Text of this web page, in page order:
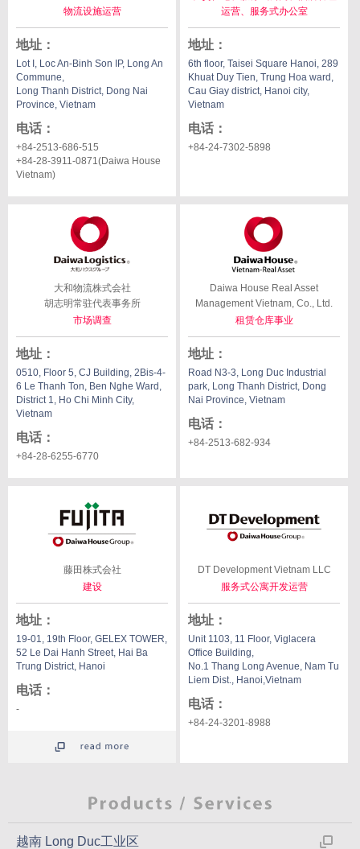
物流设施运营
地址 ：
Lot I, Loc An-Binh Son IP, Long An
Commune,
Long Thanh District, Dong Nai
Province, Vietnam
电话 ：
+84-2513-686-515
+84-28-3911-0871(Daiwa House
Vietnam)
运营、服务式办公室
地址 ：
6th floor, Taisei Square Hanoi, 289
Khuat Duy Tien, Trung Hoa ward,
Cau Giay district, Hanoi city,
Vietnam
电话 ：
+84-24-7302-5898
大和物流株式会社
胡志明常驻代表事务所
市场调查
地址 ：
0510, Floor 5, CJ Building, 2Bis-4-
6 Le Thanh Ton, Ben Nghe Ward,
District 1, Ho Chi Minh City,
Vietnam
电话 ：
+84-28-6255-6770
Daiwa House Real Asset
Management Vietnam, Co., Ltd.
租赁仓库事业
地址 ：
Road N3-3, Long Duc Industrial
park, Long Thanh District, Dong
Nai Province, Vietnam
电话 ：
+84-2513-682-934
藤田株式会社
建设
地址 ：
19-01, 19th Floor, GELEX TOWER,
52 Le Dai Hanh Street, Hai Ba
Trung District, Hanoi
电话 ：
-
DT Development Vietnam LLC
服务式公寓开发运营
地址 ：
Unit 1103, 11 Floor, Viglacera
Office Building,
No.1 Thang Long Avenue, Nam Tu
Liem Dist., Hanoi,Vietnam
电话 ：
+84-24-3201-8988
越南 Long Duc工业区